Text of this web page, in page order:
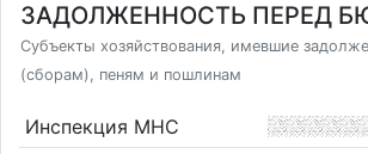
ЗАДОЛЖЕННОСТЬ ПЕРЕД
Субъекты хозяйствования, имевшие
(сборам), пеням и пошлинам
Инспекция МНС